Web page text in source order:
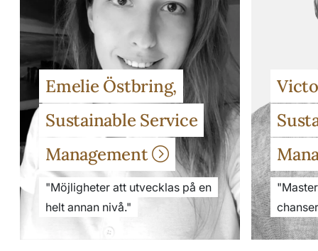
Emelie Östbring,
Sustainable Service
Management
"Möjligheter att utvecklas på en
helt annan nivå."